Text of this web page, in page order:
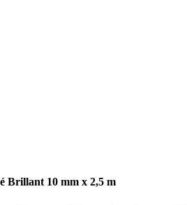
Brillant 10 mm x 2,5 m